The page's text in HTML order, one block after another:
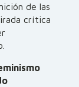
de las
crítica